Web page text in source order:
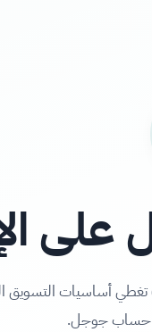
على الإنترنت: 4 وحدات (3 ساعات) تغطي
حساب جوجل.